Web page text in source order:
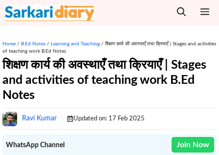
Skip
to
Home / B.Ed Notes / Learning and Teaching / शिक्षण कार्य की अवस्थाएँ तथा क्रियाएँ | Stages and activities
of teaching work B.Ed Notes
शिक्षण कार्य की अवस्थाएँ तथा क्रियाएँ | Stages
and activities of teaching work B.Ed
Notes
Ravi Kumar Updated on: 17 Feb 2025
WhatsApp Channel Join Now